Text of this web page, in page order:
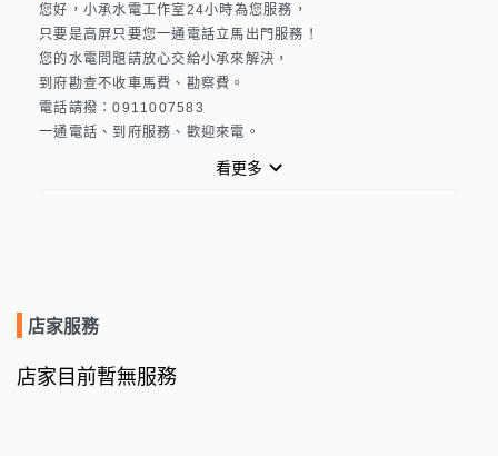
您好，小承水電工作室24小時為您服務，
只要是高屏只要您一通電話立馬出門服務！
您的水電問題請放心交給小承來解決，
到府勘查不收車馬費、勘察費。
電話請撥：0911007583
一通電話、到府服務、歡迎來電。
看更多
店家服務
店家目前暫無服務